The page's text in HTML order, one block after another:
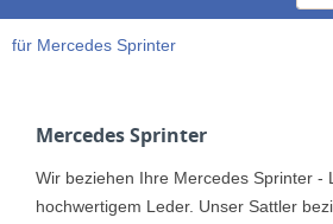
für Mercedes Sprinter
Mercedes Sprinter
Wir beziehen Ihre Mercedes Sprinter -
hochwertigem Leder. Unser Sattler